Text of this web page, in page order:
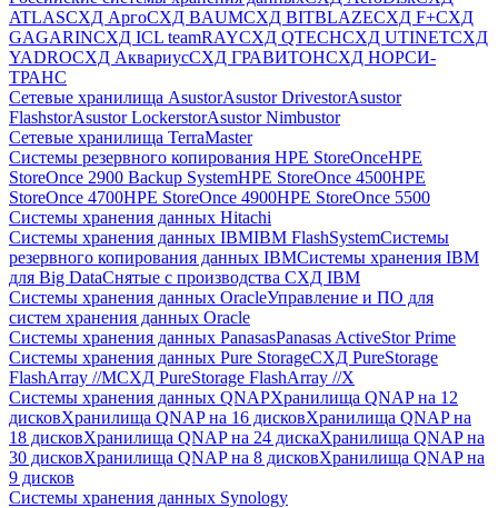
ATLASСХД AргоСХД BAUMСХД BITBLAZEСХД F+СХД
GAGARINСХД ICL teamRAYСХД QTECHСХД UTINETСХД
YADROСХД АквариусСХД ГРАВИТОНСХД НОРСИ-
ТРАНС
Сетевые хранилища AsustorAsustor DrivestorAsustor
FlashstorAsustor LockerstorAsustor Nimbustor
Сетевые хранилища TerraMaster
Системы резервного копирования HPE StoreOnceHPE
StoreOnce 2900 Backup SystemHPE StoreOnce 4500HPE
StoreOnce 4700HPE StoreOnce 4900HPE StoreOnce 5500
Системы хранения данных Hitachi
Системы хранения данных IBMIBM FlashSystemСистемы
резервного копирования данных IBMСистемы хранения IBM
для Big DataСнятые с производства СХД IBM
Системы хранения данных OracleУправление и ПО для
систем хранения данных Oracle
Системы хранения данных PanasasPanasas ActiveStor Prime
Системы хранения данных Pure StorageСХД PureStorage
FlashArray //MСХД PureStorage FlashArray //X
Системы хранения данных QNAPХранилища QNAP на 12
дисковХранилища QNAP на 16 дисковХранилища QNAP на
18 дисковХранилища QNAP на 24 дискаХранилища QNAP на
30 дисковХранилища QNAP на 8 дисковХранилища QNAP на
9 дисков
Системы хранения данных Synology